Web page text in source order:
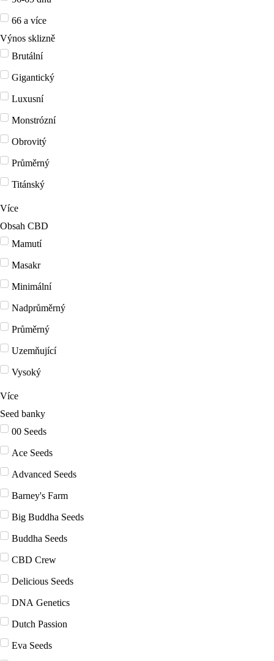
66 a více
Výnos sklizně
Brutální
Gigantický
Luxusní
Monstrózní
Obrovitý
Průměrný
Titánský
Více
Obsah CBD
Mamutí
Masakr
Minimální
Nadprůměrný
Průměrný
Uzemňující
Vysoký
Více
Seed banky
00 Seeds
Ace Seeds
Advanced Seeds
Barney's Farm
Big Buddha Seeds
Buddha Seeds
CBD Crew
Delicious Seeds
DNA Genetics
Dutch Passion
Eva Seeds